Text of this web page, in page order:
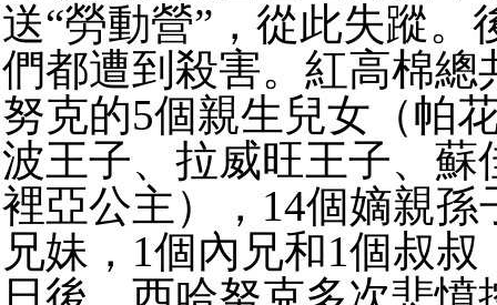
送“勞動營”，從此失蹤。
們都遭到殺害。紅高棉總
努克的5個親生兒女（帕
波王子、拉威旺王子、蘇
裡亞公主），14個嫡親孫
兄妹，1個內兄和1個叔叔